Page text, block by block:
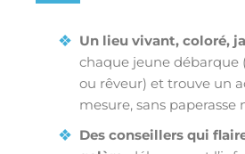
Un lieu vivant, coloré,
chaque jeune débarque
ou rêveur) et trouve un
mesure, sans
Des conseillers qui